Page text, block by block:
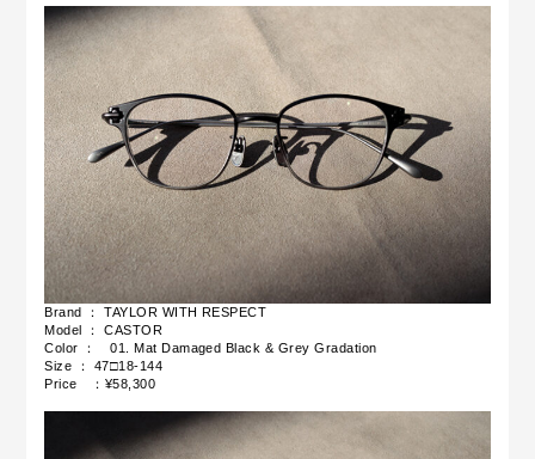
Brand ： TAYLOR WITH RESPECT
Model ： CASTOR
Color ：01.Mat Damaged Black & Grey Gradation
Size ： 47□18-144
Price ：¥58,300